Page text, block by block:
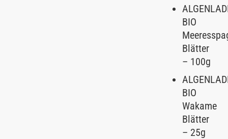
BIO
Blätter
– 100g
BIO
Wakame
Blätter
– 25g